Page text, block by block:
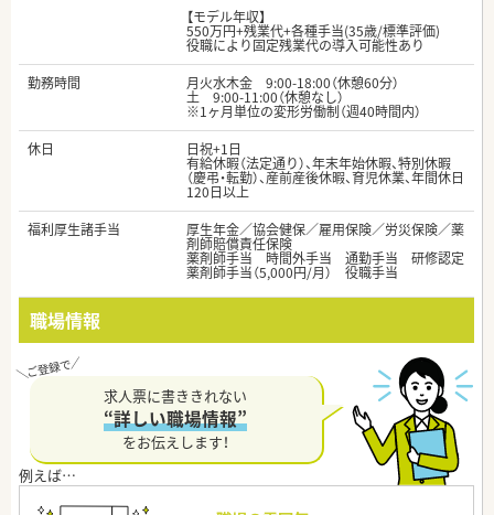
【モデル年収】
550万円+残業代+各種手当(35歳/標準評価)
役職により固定残業代の導入可能性あり
勤務時間
月火水木金 9:00-18:00（休憩60分）
土 9:00-11:00（休憩なし）
※1ヶ月単位の変形労働制（週40時間内）
休日
日祝+1日
有給休暇（法定通り）、年末年始休暇、特別休暇
（慶弔・転勤）、産前産後休暇、育児休業、年間休日
120日以上
福利厚生諸手当
厚生年金／協会健保／雇用保険／労災保険／薬
剤師賠償責任保険
薬剤師手当 時間外手当 通勤手当 研修認定
薬剤師手当（5,000円/月） 役職手当
職場情報
求人票に書ききれない
“詳しい職場情報”
をお伝えします！